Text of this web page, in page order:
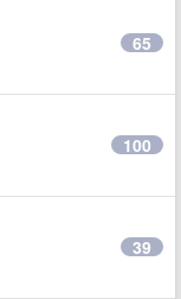
65
100
39